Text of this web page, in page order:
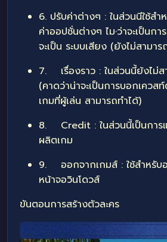
6. ปรับค่าต่างๆ : ในส่วนนีใช้สำ
ค่าออปชั่นต่างๆ ไม,ว่าจะเป็นก
จะเป็น ระบบเสียง (ยังไม่สามาร
7. เรื่องราว : ในส่วนนี้ย้งไม่ส
(คาดว่าน่าจะเป็นการบอกเควส
เกมที่ผู้เล่น สามารถทำได้)
8. Credit : ในส่วนนี้เป็นการ
ผลิตเกม
9. ออกจากเกมส์ : ใช้สำหรับ
หน้าจอวินโดวส์
ขันตอนการสร้างตัวละคร